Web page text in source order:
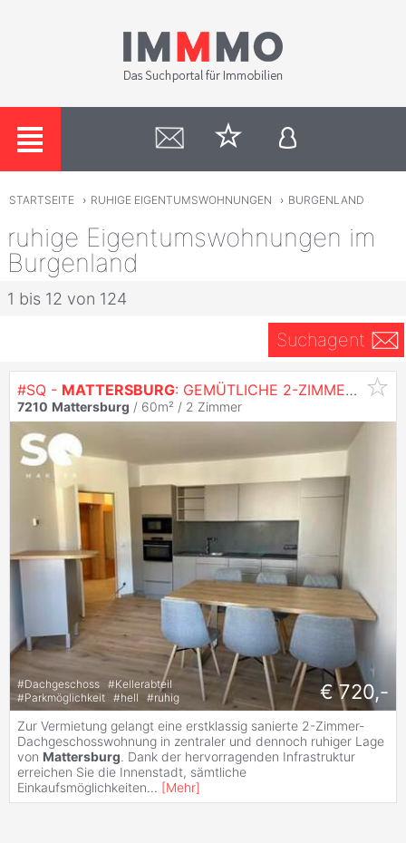
STARTSEITE › RUHIGE EIGENTUMSWOHNUNGEN › BURGENLAND
ruhige Eigentumswohnungen im
Burgenland
1 bis 12 von 124
Suchagent
#SQ - MATTERSBURG: GEMÜTLICHE 2-ZIMMERWOHNUNG ZU
7210 Mattersburg / 60m² / 2 Zimmer
#Dachgeschoss #Kellerabteil
#Parkmöglichkeit #hell #ruhig € 720,-
Zur Vermietung gelangt eine erstklassig sanierte 2-Zimmer-
Dachgeschosswohnung in zentraler und dennoch ruhiger Lage
von Mattersburg. Dank der hervorragenden Infrastruktur
erreichen Sie die Innenstadt, sämtliche
Einkaufsmöglichkeiten... [Mehr]